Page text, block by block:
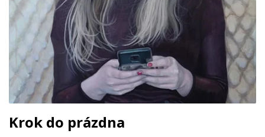
Krok do prázdna